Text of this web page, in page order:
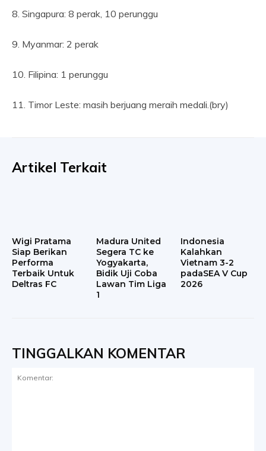
8. Singapura: 8 perak, 10 perunggu
9. Myanmar: 2 perak
10. Filipina: 1 perunggu
11. Timor Leste: masih berjuang meraih medali.(bry)
Artikel Terkait
Wigi Pratama
Siap Berikan
Performa
Terbaik Untuk
Deltras FC
Madura United
Segera TC ke
Yogyakarta,
Bidik Uji Coba
Lawan Tim Liga
1
Indonesia
Kalahkan
Vietnam 3-2
padaSEA V Cup
2026
TINGGALKAN KOMENTAR